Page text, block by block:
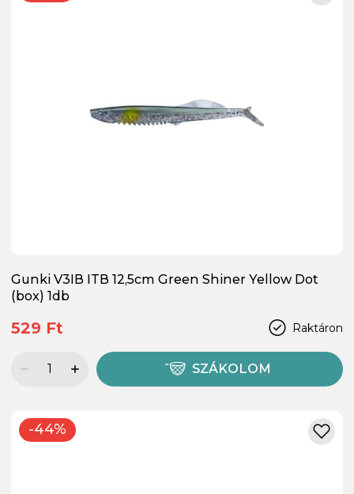
Gunki V3IB ITB 12,5cm Green Shiner Yellow Dot
(box) 1db
Raktáron
529 Ft
SZÁKOLOM
-44%